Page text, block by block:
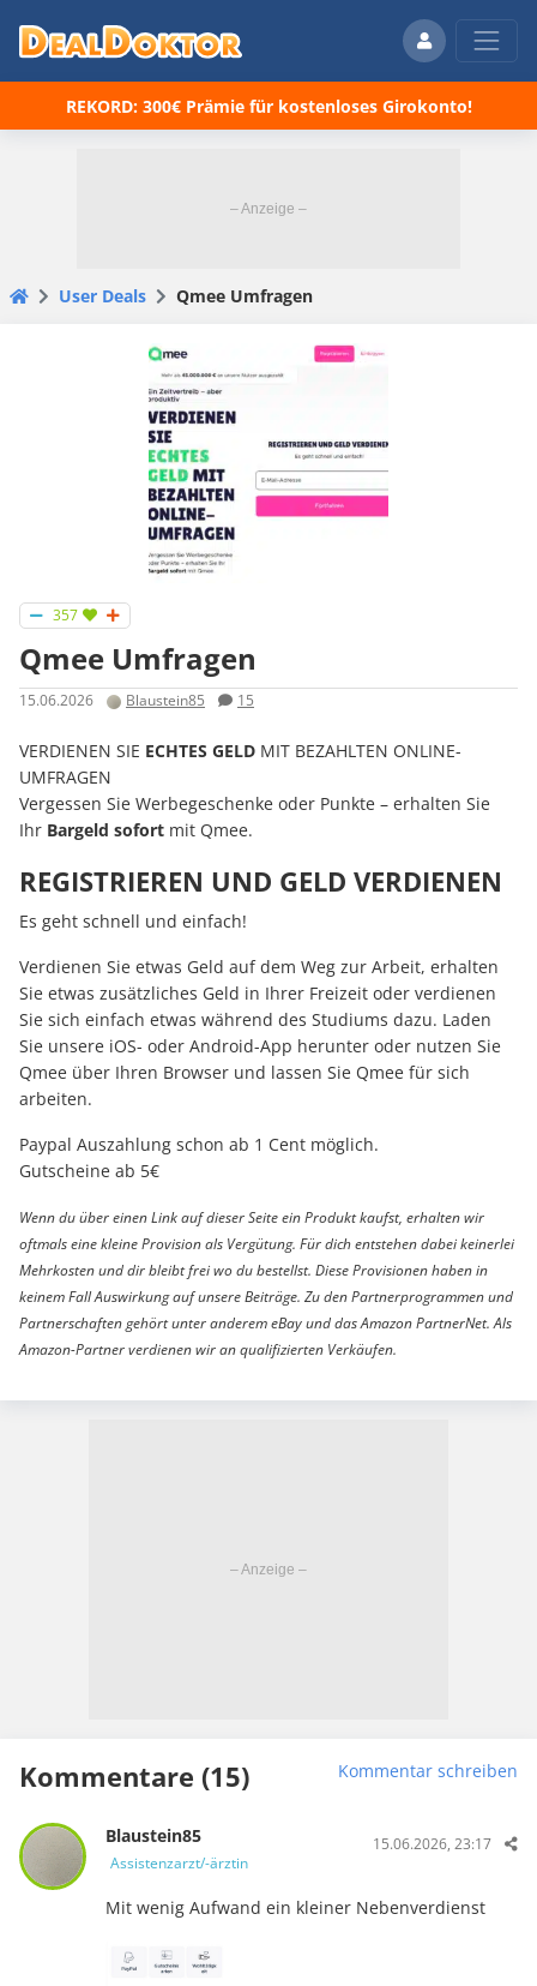
REKORD: 300€ Prämie für kostenloses Girokonto!
User Deals Qmee Umfragen
357
Qmee Umfragen
15.06.2026 Blaustein85 15
VERDIENEN SIE ECHTES GELD MIT BEZAHLTEN ONLINE-
UMFRAGEN
Vergessen Sie Werbegeschenke oder Punkte – erhalten Sie
Ihr Bargeld sofort mit Qmee.
REGISTRIEREN UND GELD VERDIENEN
Es geht schnell und einfach!
Verdienen Sie etwas Geld auf dem Weg zur Arbeit, erhalten
Sie etwas zusätzliches Geld in Ihrer Freizeit oder verdienen
Sie sich einfach etwas während des Studiums dazu. Laden
Sie unsere iOS- oder Android-App herunter oder nutzen Sie
Qmee über Ihren Browser und lassen Sie Qmee für sich
arbeiten.
Paypal Auszahlung schon ab 1 Cent möglich.
Gutscheine ab 5€
Wenn du über einen Link auf dieser Seite ein Produkt kaufst, erhalten wir
oftmals eine kleine Provision als Vergütung. Für dich entstehen dabei keinerlei
Mehrkosten und dir bleibt frei wo du bestellst. Diese Provisionen haben in
keinem Fall Auswirkung auf unsere Beiträge. Zu den Partnerprogrammen und
Partnerschaften gehört unter anderem eBay und das Amazon PartnerNet. Als
Amazon-Partner verdienen wir an qualifizierten Verkäufen.
Kommentare (15) Kommentar schreiben
Blaustein85
Assistenzarzt/-ärztin
15.06.2026, 23:17
Mit wenig Aufwand ein kleiner Nebenverdienst